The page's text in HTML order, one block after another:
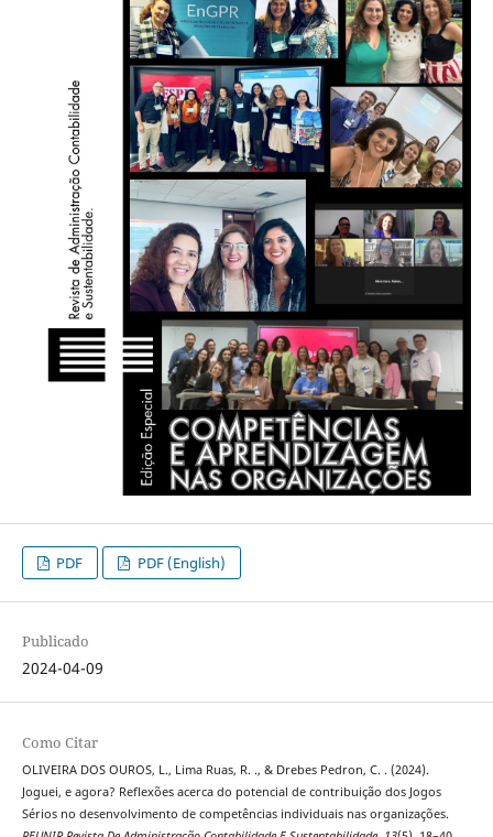
PDF PDF (English)
Publicado
2024-04-09
Como Citar
OLIVEIRA DOS OUROS, L., Lima Ruas, R. ., & Drebes Pedron, C. . (2024).
Joguei, e agora? Reflexões acerca do potencial de contribuição dos Jogos
Sérios no desenvolvimento de competências individuais nas organizações.